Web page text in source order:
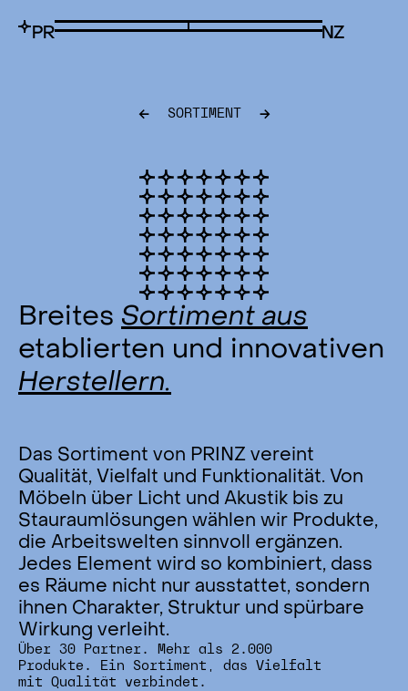
← SORTIMENT →
Breites Sortiment aus
etablierten und innovativen
Herstellern.
Das Sortiment von PRINZ vereint
Qualität, Vielfalt und Funktionalität. Von
Möbeln über Licht und Akustik bis zu
Stauraumlösungen wählen wir Produkte,
die Arbeitswelten sinnvoll ergänzen.
Jedes Element wird so kombiniert, dass
es Räume nicht nur ausstattet, sondern
ihnen Charakter, Struktur und spürbare
Wirkung verleiht.
Über 30 Partner. Mehr als 2.000
Produkte. Ein Sortiment, das Vielfalt
mit Qualität verbindet.